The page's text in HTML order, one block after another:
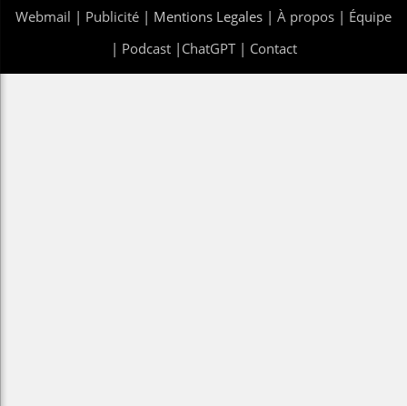
Webmail | Publicité | Mentions Legales | À propos | Équipe
| Podcast| ChatGPT| Contact